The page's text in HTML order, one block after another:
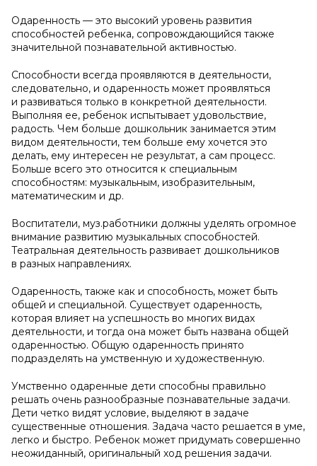
Одаренность — это высокий уровень развития
способностей ребенка, сопровождающийся также
значительной познавательной активностью.
Способности всегда проявляются в деятельности,
следовательно, и одаренность может проявляться
и развиваться только в конкретной деятельности.
Выполняя ее, ребенок испытывает удовольствие,
радость. Чем больше дошкольник занимается этим
видом деятельности, тем больше ему хочется это
делать, ему интересен не результат, а сам процесс.
Больше всего это относится к специальным
способностям: музыкальным, изобразительным,
математическим и др.
Воспитатели, муз.работники должны уделять огромное
внимание развитию музыкальных способностей.
Театральная деятельность развивает дошкольников
в разных направлениях.
Одаренность, также как и способность, может быть
общей и специальной. Существует одаренность,
которая влияет на успешность во многих видах
деятельности, и тогда она может быть названа общей
одаренностью. Общую одаренность принято
подразделять на умственную и художественную.
Умственно одаренные дети способны правильно
решать очень разнообразные познавательные задачи.
Дети четко видят условие, выделяют в задаче
существенные отношения. Задача часто решается в уме,
легко и быстро. Ребенок может придумать совершенно
неожиданный, оригинальный ход решения задачи.